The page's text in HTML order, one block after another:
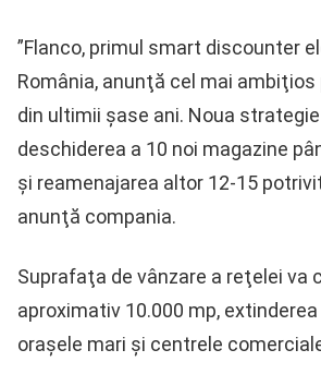
”Flanco, primul smart discounter
România, anunţă cel mai ambiţios
din ultimii şase ani. Noua
deschiderea a 10 noi magazine
şi reamenajarea altor 12-15
anunţă compania.
Suprafaţa de vânzare a reţelei va
aproximativ 10.000 mp,
oraşele mari şi centrele